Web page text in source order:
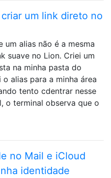
um link direto no
um alias não é a mesma
suave no Lion. Criei um
na minha pasta do
alias para a minha área
tento cdentrar nesse
o terminal observa que o
no Mail e iCloud
identidade